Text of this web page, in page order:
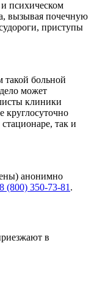
и психическом
вызывая почечную
приступы
такой больной
может
клиники
круглосуточно
так и
анонимно
8 (800) 350-73-81 .
в